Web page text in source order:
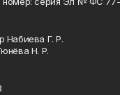
Набиева Г. Р.
Н. Р.